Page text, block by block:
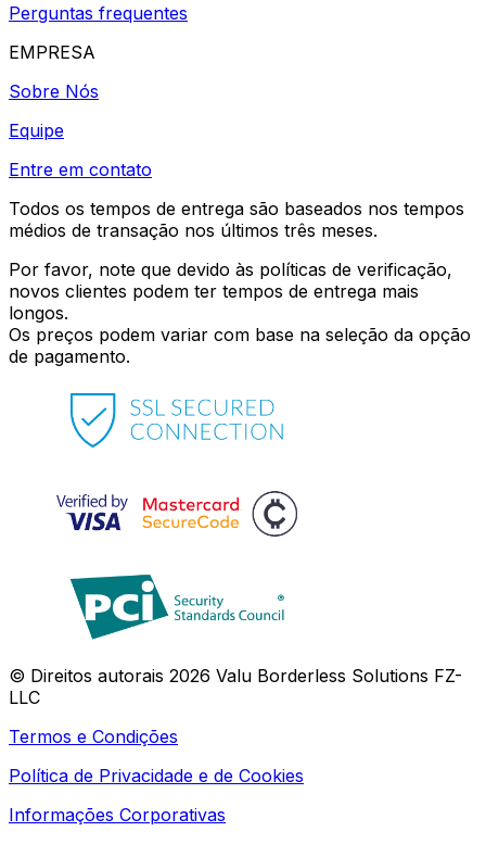
Perguntas frequentes
EMPRESA
Sobre Nós
Equipe
Entre em contato
Todos os tempos de entrega são baseados nos tempos
médios de transação nos últimos três meses.
Por favor, note que devido às políticas de verificação,
novos clientes podem ter tempos de entrega mais
longos.
Os preços podem variar com base na seleção da opção
de pagamento.
© Direitos autorais 2026 Valu Borderless Solutions FZ-
LLC
Termos e Condições
Política de Privacidade e de Cookies
Informações Corporativas